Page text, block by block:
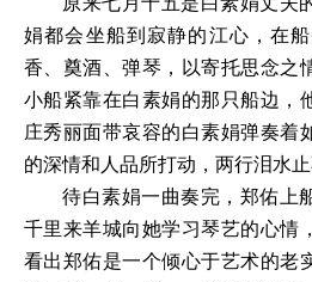
娟都会坐船到寂静的江心，在
香、奠酒、弹琴，以寄托思念之
小船紧靠在白素娟的那只船边，
庄秀丽面带哀容的白素娟弹奏着
的深情和人品所打动，两行泪水止
待白素娟一曲奏完，郑佑上
千里来羊城向她学习琴艺的心情
看出郑佑是一个倾心于艺术的老